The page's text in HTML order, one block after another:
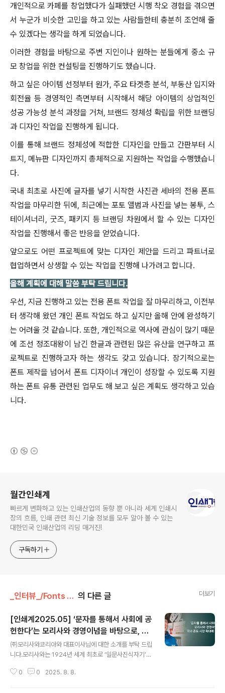
개인적으로 카페를 창업했다가 실패했던 시행 착오 경험을 겪으면
서 누군가 비슷한 고민을 하고 있는 사람들한테 충분히 조언해 줄
수 있겠다는 생각을 하게 되었습니다.
이러한 경험을 바탕으로 주변 지인이나 원하는 분들에게 중소 규
모 창업을 위한 컨설팅을 진행하기도 했습니다.
하고 싶은 아이템 선정부터 원가, 주요 타겟층 분석, 부동산 입지와
회전율 등 경영적인 측면부터 시작해서 해당 아이템의 상업적인
성공 가능성 분석 과정을 거쳐, 브랜드 정체성 확립을 위한 브랜딩
과 디자인 작업을 진행하게 됩니다.
이를 통해 브랜드 정체성에 적합한 디자인을 만들고 간판부터 시
트지, 메뉴판 디자인까지 총체적으로 지원하는 작업을 수행했습니
다.
국내 최초로 사진에 글자를 넣기 시작한 사진관 세바의 전용 폰트
작업을 마무리한 뒤에, 최근에는 포토 앨범과 사진을 넣는 봉투, 스
테이셔너리, 굿즈, 패키지 등 브랜딩 차원에서 할 수 있는 디자인
작업을 진행해서 좋은 반응을 얻었습니다.
앞으로도 어떤 프로젝트에 맞는 디자인 제안을 드리고 파트너로
협업하면서 상생할 수 있는 작업을 진행해 나가려고 합니다.
올해 계획에 대해 말씀 부탁 드립니다.
우선, 지금 진행하고 있는 전용 폰트 작업을 잘 마무리하고, 이전부
터 생각해 왔던 개인 폰트 작업도 하고 싶지만 올해 안에 완성하기
는 어려울 것 같습니다. 또한, 개인적으로 역사에 관심이 많기 때문
에 조선 정조대왕이 남긴 한글과 관련된 많은 유산을 연구하고 프
로젝트로 진행하고자 하는 생각도 갖고 있습니다. 장기적으로는
폰트 제작을 넘어서 폰트 디자이너 개인이 성장할 수 있도록 지원
하는 폰트 유통 관련된 업무도 해 보고 싶은 계획도 생각하고 있습
니다.
월간인쇄계
빠르게 변화하고 있는 인쇄산업의 동향 뿐 아니라 세계 인쇄시
장의 흐름, 인쇄 관련 최신 기술 정보를 모두 알아 볼 수 있는
대한민국 인쇄산업의 리딩 매거진!
구독하기
_인터뷰_/Fonts & People 의 다른 글 더보기
[인쇄계2025.05] ‘문자를 통해서 사회에 공
헌한다’는 모리사와 경영이념을 바탕으로, 국
내 폰트 시장 확대에 기여해 나갈 것 - ㈜모리
사와코리아 김종혁 대표이사
㈜모리사와코리아와 대표이사님에 대한 소개를 부탁 드립
니다.모리사와는 1924년 세계 최초로 ‘일문사진식자기’를
으로 연구와 개발을 계속하고 있는 폰트 메이커로 지난해 1
0 0 2025. 8. 8.